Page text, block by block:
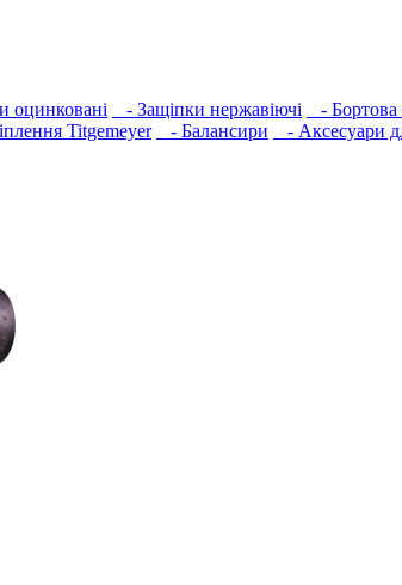
оцинковані - Защіпки нержавіючі - Бортова
Titgemeyer - Балансири - Аксесуари